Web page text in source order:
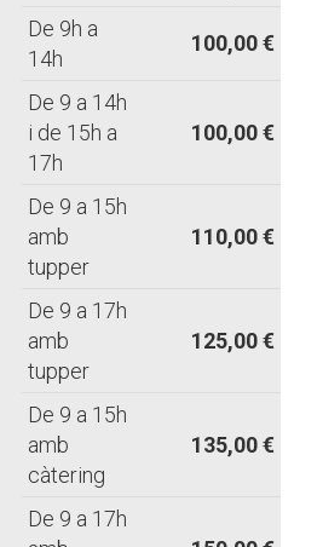
De 9h a
14h
100,00 €
De 9 a 14h
i de 15h a
17h
100,00 €
De 9 a 15h
amb
tupper
110,00 €
De 9 a 17h
amb
tupper
125,00 €
De 9 a 15h
amb
càtering
135,00 €
De 9 a 17h